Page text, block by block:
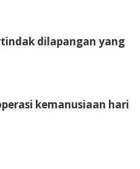
dilapangan yang
kemanusiaan hari